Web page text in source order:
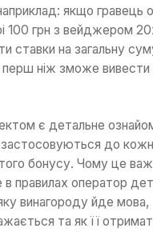
якщо гравець
100 грн з вейджером
ставки на загальну
ніж зможе вивести
є детальне
застосовуються до
бонусу. Чому це
правилах оператор
винагороду йде
та як її